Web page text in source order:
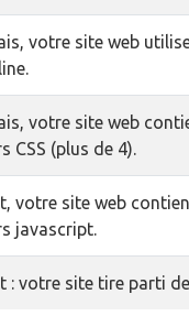
votre site web
votre site web
CSS (plus de 4).
votre site web
javascript.
: votre site tire parti